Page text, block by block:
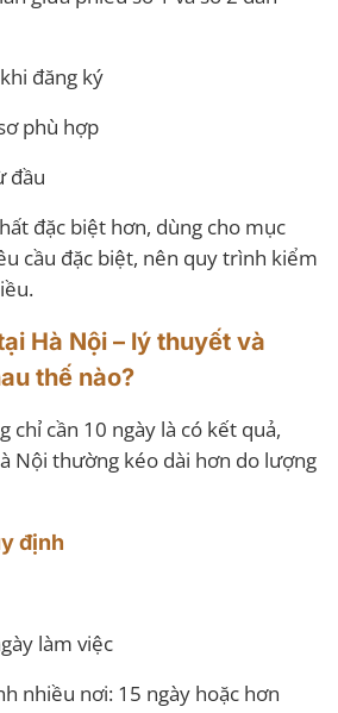
đăng ký
phù hợp
đầu
đặc biệt hơn, dùng cho mục
cầu đặc biệt, nên quy trình kiểm
Hà Nội – lý thuyết và
thế nào?
chỉ cần 10 ngày là có kết quả,
Nội thường kéo dài hơn do lượng
định
làm việc
nhiều nơi: 15 ngày hoặc hơn